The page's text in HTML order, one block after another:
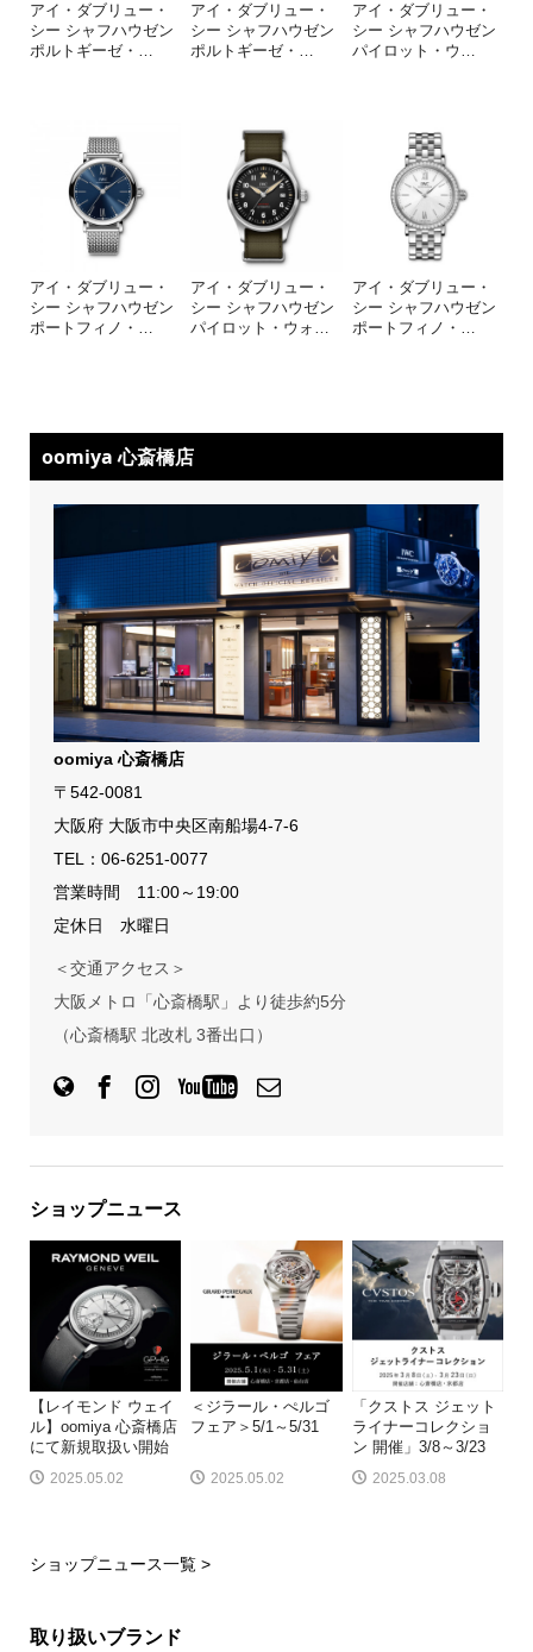
アイ・ダブリュー・
シー シャフハウゼン
ポルトギーゼ・ …
アイ・ダブリュー・
シー シャフハウゼン
ポルトギーゼ・ …
アイ・ダブリュー・
シー シャフハウゼン
パイロット・ウ …
アイ・ダブリュー・
シー シャフハウゼン
ポートフィノ・
アイ・ダブリュー・
シー シャフハウゼン
パイロット・ウォ
アイ・ダブリュー・
シー シャフハウゼン
ポートフィノ・
oomiya 心斎橋店
oomiya 心斎橋店
〒542-0081
大阪府 大阪市中央区南船場4-7-6
TEL： 06-6251-0077
営業時間 11:00～19:00
定休日 水曜日
＜交通アクセス＞
大阪メトロ「心斎橋駅」より徒歩約5分
（心斎橋駅 北改札 3番出口）
ショップニュース
【レイモンド ウェイ
ル】oomiya 心斎橋店
にて新規取扱い開始
2025.05.02
＜ジラール・ぺルゴ
フェア＞5/1～5/31
2025.05.02
「クストス ジェット
ライナーコレクショ
ン 開催」3/8～3/23
2025.03.08
ショップニュース一覧 >
取り扱いブランド